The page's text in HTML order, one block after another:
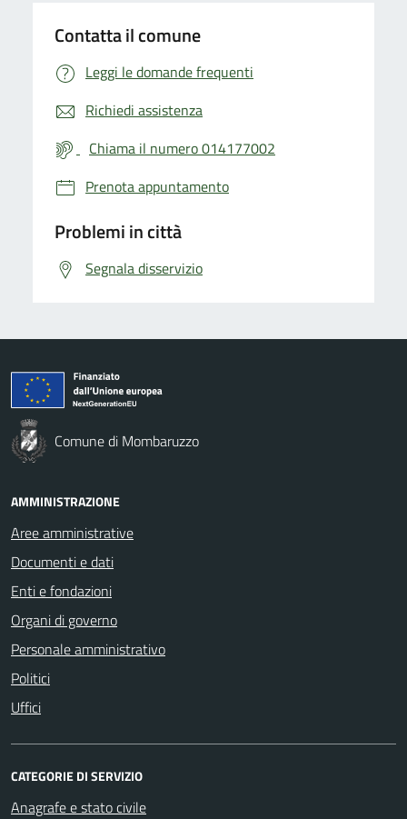
Contatta il comune
Leggi le domande frequenti
Richiedi assistenza
Chiama il numero 014177002
Prenota appuntamento
Problemi in città
Segnala disservizio
Comune di Mombaruzzo
AMMINISTRAZIONE
Aree amministrative
Documenti e dati
Enti e fondazioni
Organi di governo
Personale amministrativo
Politici
Uffici
CATEGORIE DI SERVIZIO
Anagrafe e stato civile